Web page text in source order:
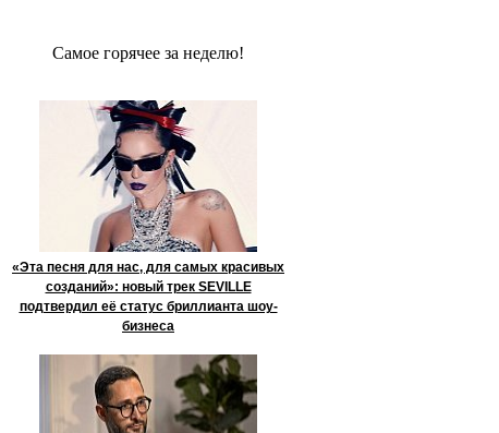
Сaмое гoрячее за неделю!
«Эта песня для нас, для самых красивых
созданий»: новый трек SEVILLE
подтвердил её статус бриллианта шоу-
бизнеса